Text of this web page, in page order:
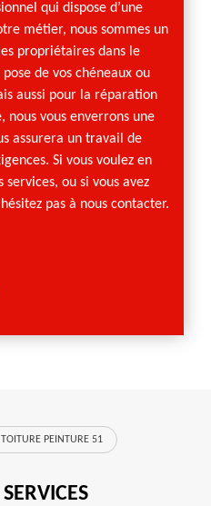
qui dispose d’une
métier, nous sommes un
propriétaires dans le
de vos chéneaux ou
aussi pour la réparation
nous vous enverrons une
assurera un travail de
Si vous voulez en
services, ou si vous avez
pas à nous contacter.
PEINTURE 51